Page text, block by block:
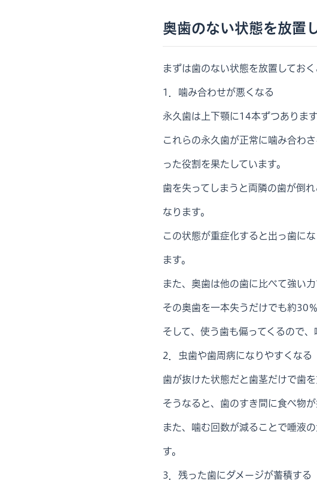
奥歯のない状態を放置
まずは歯のない状態を放置してお
1．噛み合わせが悪くなる
永久歯は上下顎に14本ずつあります
これらの永久歯が正常に噛み合わ
った役割を果たしています。
歯を失ってしまうと両隣の歯が倒
なります。
この状態が重症化すると出っ歯に
ます。
また、奥歯は他の歯に比べて強い力
その奥歯を一本失うだけでも約30
そして、使う歯も偏ってくるので
2．虫歯や歯周病になりやすくなる
歯が抜けた状態だと歯茎だけで歯
そうなると、歯のすき間に食べ物
また、噛む回数が減ることで唾液
す。
3．残った歯にダメージが蓄積する